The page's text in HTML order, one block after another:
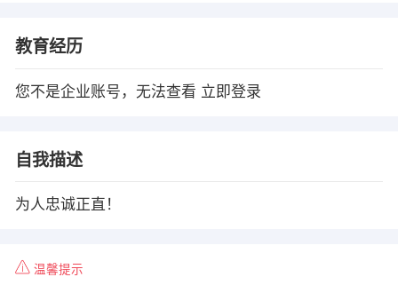
教育经历
您不是企业账号，无法查看 立即登录
自我描述
为人忠诚正直！
温馨提示